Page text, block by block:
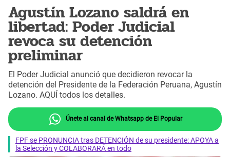
Agustín Lozano saldrá en
libertad: Poder Judicial
revoca su detención
preliminar
El Poder Judicial anunció que decidieron revocar la
detención del Presidente de la Federación Peruana, Agustín
Lozano. AQUÍ todos los detalles.
Únete al canal de Whatsapp de El Popular
FPF se PRONUNCIA tras DETENCIÓN de su presidente: APOYA a
la Selección y COLABORARÁ en todo